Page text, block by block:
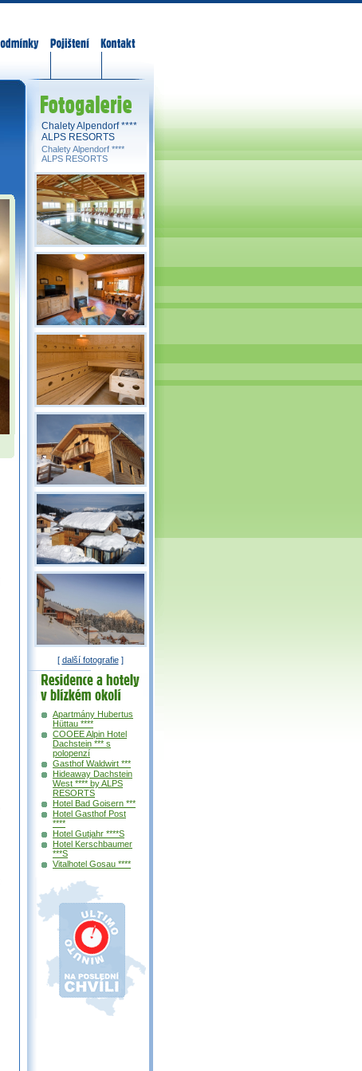
Chalety Alpendorf ****
ALPS RESORTS
Chalety Alpendorf ****
ALPS RESORTS
[ další fotografie]
Residence a
hotely v okolí
Apartmány Hubertus
Hüttau ****
COOEE Alpin Hotel
Dachstein *** s
polopenzí
Gasthof Waldwirt ***
Hideaway Dachstein
West **** by ALPS
RESORTS
Hotel Bad Goisern ***
Hotel Gasthof Post
****
Hotel Gutjahr ****S
Hotel Kerschbaumer
***S
Vitalhotel Gosau ****